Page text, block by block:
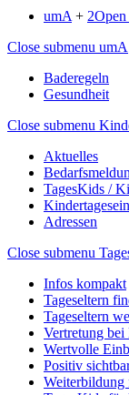
umA + 2Open
Close submenu umA
Baderegeln
Gesundheit
Close submenu
Aktuelles
TagesKids /
Adressen
Close submenu
Infos kompakt
Tageseltern
Tageseltern
Vertretung
Wertvolle
Positiv
Weiterbildung